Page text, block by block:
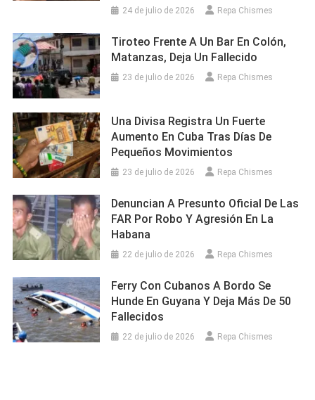
24 de julio de 2026 Repa Chismes
Tiroteo Frente A Un Bar En Colón,
Matanzas, Deja Un Fallecido
23 de julio de 2026 Repa Chismes
Una Divisa Registra Un Fuerte
Aumento En Cuba Tras Días De
Pequeños Movimientos
23 de julio de 2026 Repa Chismes
Denuncian A Presunto Oficial De Las
FAR Por Robo Y Agresión En La
Habana
22 de julio de 2026 Repa Chismes
Ferry Con Cubanos A Bordo Se
Hunde En Guyana Y Deja Más De 50
Fallecidos
22 de julio de 2026 Repa Chismes